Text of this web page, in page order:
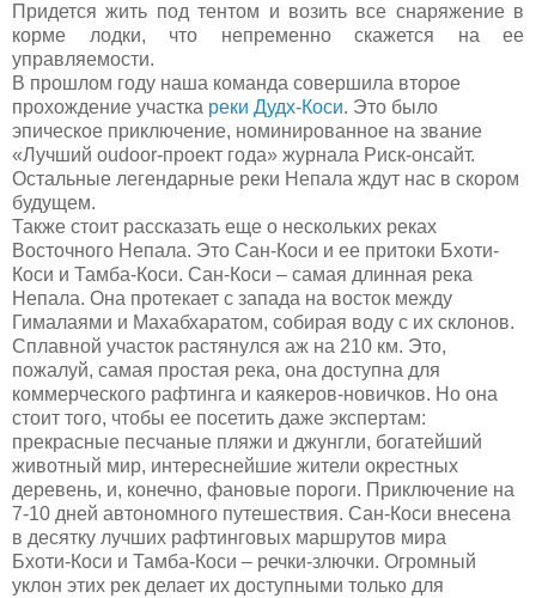
Придется жить под тентом и возить все снаряжение в
корме лодки, что непременно скажется на ее
управляемости.
В прошлом году наша команда совершила второе
прохождение участка реки Дудх-Коси. Это было
эпическое приключение, номинированное на звание
«Лучший oudoor-проект года» журнала Риск-онсайт.
Остальные легендарные реки Непала ждут нас в скором
будущем.
Также стоит рассказать еще о нескольких реках
Восточного Непала. Это Сан-Коси и ее притоки Бхоти-
Коси и Тамба-Коси. Сан-Коси – самая длинная река
Непала. Она протекает с запада на восток между
Гималаями и Махабхаратом, собирая воду с их склонов.
Сплавной участок растянулся аж на 210 км. Это,
пожалуй, самая простая река, она доступна для
коммерческого рафтинга и каякеров-новичков. Но она
стоит того, чтобы ее посетить даже экспертам:
прекрасные песчаные пляжи и джунгли, богатейший
животный мир, интереснейшие жители окрестных
деревень, и, конечно, фановые пороги. Приключение на
7-10 дней автономного путешествия. Сан-Коси внесена
в десятку лучших рафтинговых маршрутов мира
Бхоти-Коси и Тамба-Коси – речки-злючки. Огромный
уклон этих рек делает их доступными только для